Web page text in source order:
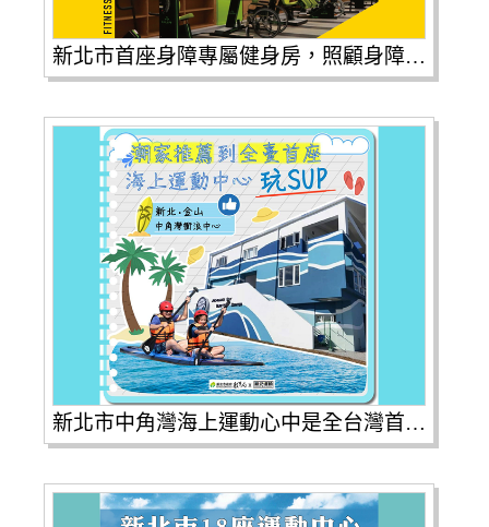
新北市首座身障專屬健身房，照顧身障朋友運動需求
新北市中角灣海上運動心中是全台灣首座，也是唯一一座海上運動中心